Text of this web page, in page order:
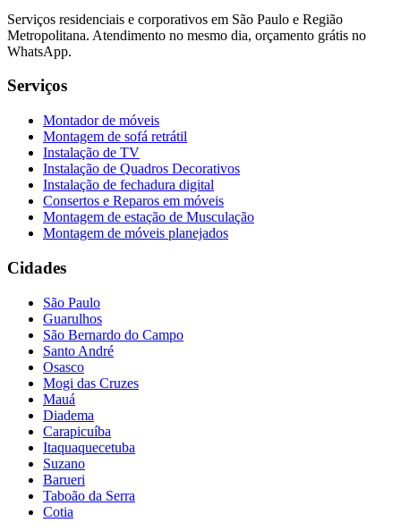
Serviços residenciais e corporativos em São Paulo e Região
Metropolitana. Atendimento no mesmo dia, orçamento grátis no
WhatsApp.
Serviços
Montador de móveis
Montagem de sofá retrátil
Instalação de TV
Instalação de Quadros Decorativos
Instalação de fechadura digital
Consertos e Reparos em móveis
Montagem de estação de Musculação
Montagem de móveis planejados
Cidades
São Paulo
Guarulhos
São Bernardo do Campo
Santo André
Osasco
Mogi das Cruzes
Mauá
Diadema
Carapicuíba
Itaquaquecetuba
Suzano
Barueri
Taboão da Serra
Cotia